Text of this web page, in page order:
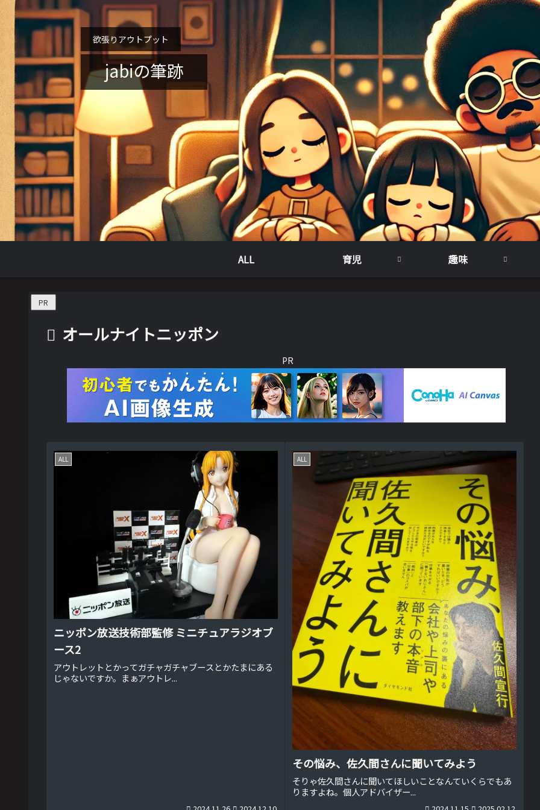
欲張りアウトプット
jabiの筆跡
ALL 育児 趣味
PR
オールナイトニッポン
PR
ALL
ニッポン放送技術部監修 ミニチュアラジオブ
ース2
アウトレットとかってガチャガチャブースとかたまにある
じゃないですか。まぁアウトレ...
ALL
その悩み、佐久間さんに聞いてみよう
そりゃ佐久間さんに聞いてほしいことなんていくらでもあ
りますよね。個人アドバイザー...